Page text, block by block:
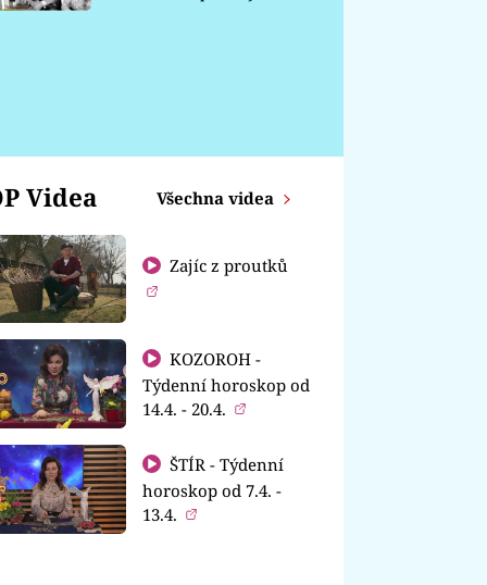
Videa Všechna videa
Zajíc z proutků
KOZOROH -
Týdenní horoskop od
14.4. - 20.4.
ŠTÍR - Týdenní
horoskop od 7.4. -
13.4.